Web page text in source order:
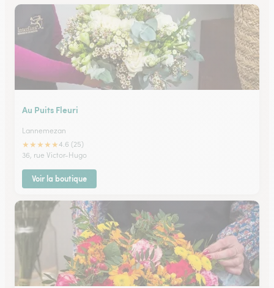
Au Puits Fleuri
Lannemezan
★★★★★4.6 (25)
36, rue Victor-Hugo
Voir la boutique